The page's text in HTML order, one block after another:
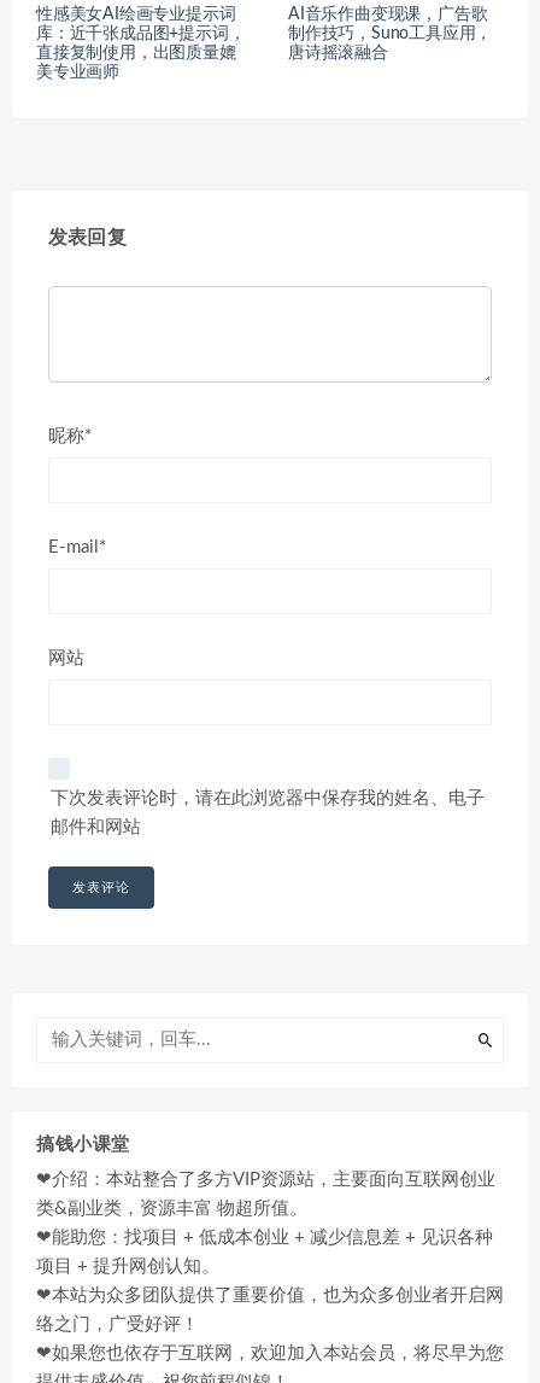
性感美女AI绘画专业提示词
库：近千张成品图+提示词，
直接复制使用，出图质量媲
美专业画师
AI音乐作曲变现课，广告歌
制作技巧，Suno工具应用，
唐诗摇滚融合
发表回复
昵称*
E-mail*
网站
下次发表评论时，请在此浏览器中保存我的姓名、电子
邮件和网站
搞钱小课堂
❤介绍：本站整合了多方VIP资源站，主要面向互联网创业
类&副业类，资源丰富 物超所值。
❤能助您：找项目 + 低成本创业 + 减少信息差 + 见识各种
项目 + 提升网创认知。
❤本站为众多团队提供了重要价值，也为众多创业者开启网
络之门，广受好评！
❤如果您也依存于互联网，欢迎加入本站会员，将尽早为您